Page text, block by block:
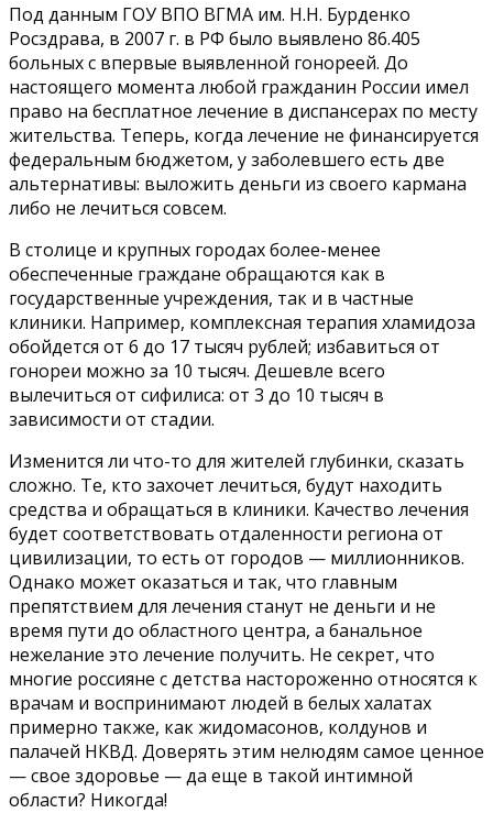
Под данным ГОУ ВПО ВГМА им. Н.Н. Бурденко
Росздрава, в 2007 г. в РФ было выявлено 86.405
больных с впервые выявленной гонореей. До
настоящего момента любой гражданин России имел
право на бесплатное лечение в диспансерах по месту
жительства. Теперь, когда лечение не финансируется
федеральным бюджетом, у заболевшего есть две
альтернативы: выложить деньги из своего кармана
либо не лечиться совсем.
В столице и крупных городах более-менее
обеспеченные граждане обращаются как в
государственные учреждения, так и в частные
клиники. Например, комплексная терапия хламидоза
обойдется от 6 до 17 тысяч рублей; избавиться от
гонореи можно за 10 тысяч. Дешевле всего
вылечиться от сифилиса: от 3 до 10 тысяч в
зависимости от стадии.
Изменится ли что-то для жителей глубинки, сказать
сложно. Те, кто захочет лечиться, будут находить
средства и обращаться в клиники. Качество лечения
будет соответствовать отдаленности региона от
цивилизации, то есть от городов — миллионников.
Однако может оказаться и так, что главным
препятствием для лечения станут не деньги и не
время пути до областного центра, а банальное
нежелание это лечение получить. Не секрет, что
многие россияне с детства настороженно относятся к
врачам и воспринимают людей в белых халатах
примерно также, как жидомасонов, колдунов и
палачей НКВД. Доверять этим нелюдям самое ценное
— свое здоровье — да еще в такой интимной
области? Никогда!